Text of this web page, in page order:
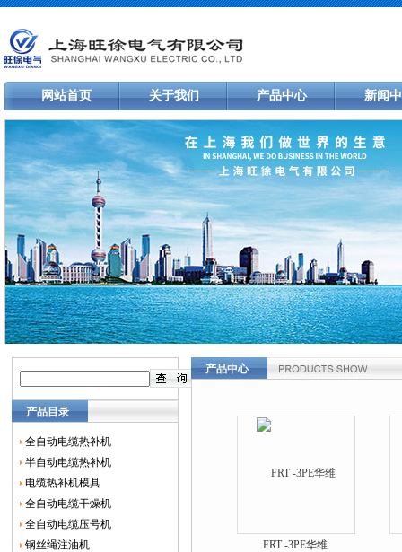
网站首页 关于我们 产品中心 新闻
产品目录
全自动电缆热补机
半自动电缆热补机
电缆热补机模具
全自动电缆干燥机
全自动电缆压号机
钢丝绳注油机
产品中心
FRT -3PE华维